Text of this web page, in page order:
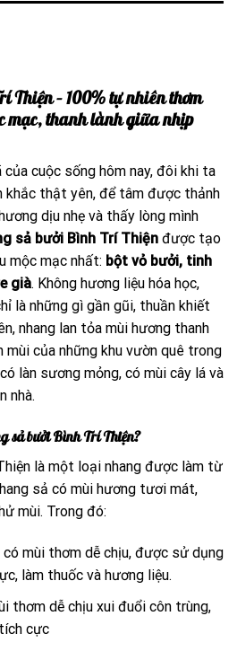
Thiện – 100% tự nhiên thơm
mạc, thanh lành giữa nhịp
của cuộc sống hôm nay, đôi khi ta
khắc thật yên, để tâm được thảnh
dịu nhẹ và thấy lòng mình
sả bưởi Bình Trí Thiện được tạo
mộc mạc nhất: bột vỏ bưởi, tinh
già. Không hương liệu hóa học,
là những gì gần gũi, thuần khiết
nhang lan tỏa mùi hương thanh
mùi của những khu vườn quê trong
làn sương mỏng, có mùi cây lá và
nhà.
sả bưởi Bình Trí Thiện?
là một loại nhang được làm từ
sả có mùi hương tươi mát,
mùi. Trong đó:
mùi thơm dễ chịu, được sử dụng
làm thuốc và hương liệu.
thơm dễ chịu xui đuổi côn trùng,
cực